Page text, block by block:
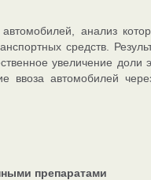
анализ
средств.
увеличение доли
ввоза автомобилей
препаратами